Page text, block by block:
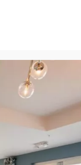
t4 und t5.
austausch
Redakteure 3